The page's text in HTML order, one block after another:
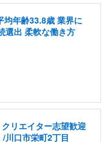
均年齢33.8歳 業界に
選出 柔軟な働き方
リエイター志望歓迎
/川口市栄町2丁目